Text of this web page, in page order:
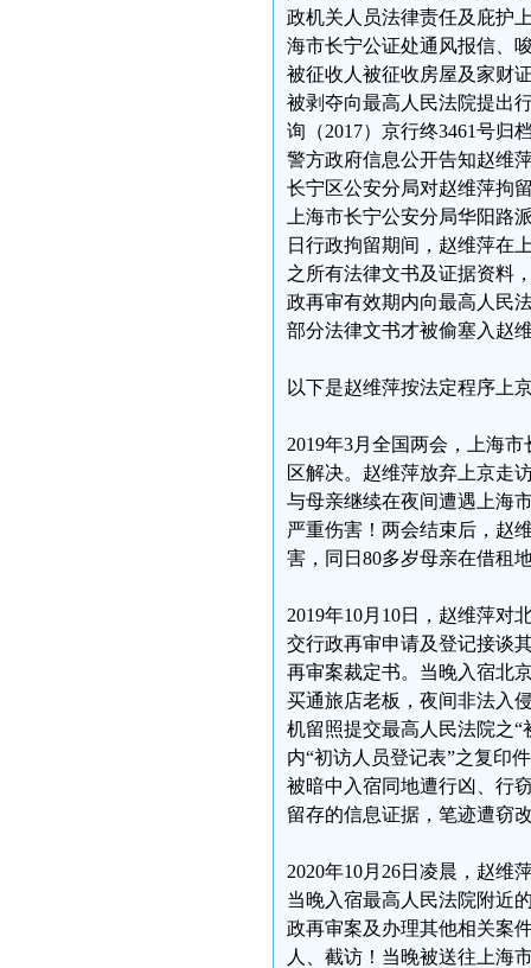
政机关人员法律责任及庇护
海市长宁公证处通风报信、
被征收人被征收房屋及家财
被剥夺向最高人民法院提出
询（2017）京行终3461号归
警方政府信息公开告知赵维
长宁区公安分局对赵维萍拘
上海市长宁公安分局华阳路
日行政拘留期间，赵维萍在
之所有法律文书及证据资料
政再审有效期内向最高人民
部分法律文书才被偷塞入赵
以下是赵维萍按法定程序上
2019年3月全国两会，上海
区解决。赵维萍放弃上京走
与母亲继续在夜间遭遇上海
严重伤害！两会结束后，赵
害，同日80多岁母亲在借租
2019年10月10日，赵维萍对
交行政再审申请及登记接谈
再审案裁定书。当晚入宿北
买通旅店老板，夜间非法入
机留照提交最高人民法院之
内“初访人员登记表”之复印
被暗中入宿同地遭行凶、行
留存的信息证据，笔迹遭窃
2020年10月26日凌晨，赵维
当晚入宿最高人民法院附近
政再审案及办理其他相关案
人、截访！当晚被送往上海